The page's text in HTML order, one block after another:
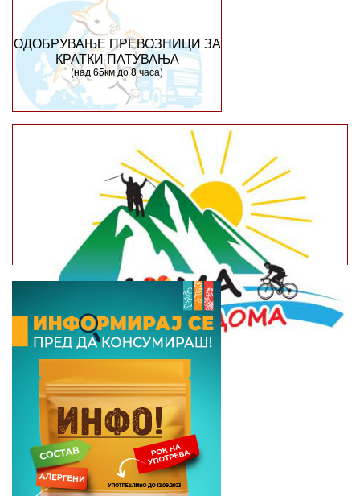
ОДОБРУВАЊЕ ПРЕВОЗНИЦИ ЗА
КРАТКИ ПАТУВАЊА
(над 65км до 8 часа)